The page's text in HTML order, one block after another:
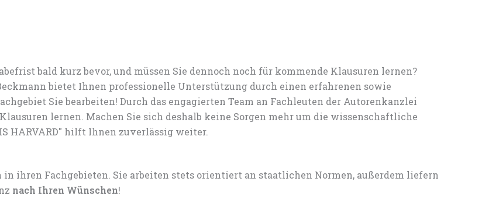
bald kurz bevor, und müssen Sie dennoch noch für kommende Klausuren lernen?
bietet Ihnen professionelle Unterstützung durch einen erfahrenen sowie
Sie bearbeiten! Durch das engagierten Team an Fachleuten der Autorenkanzlei
lernen. Machen Sie sich deshalb keine Sorgen mehr um die wissenschaftliche
HARVARD" hilft Ihnen zuverlässig weiter.
in ihren Fachgebieten. Sie arbeiten stets orientiert an staatlichen Normen, außerdem liefern
nach Ihren Wünschen!